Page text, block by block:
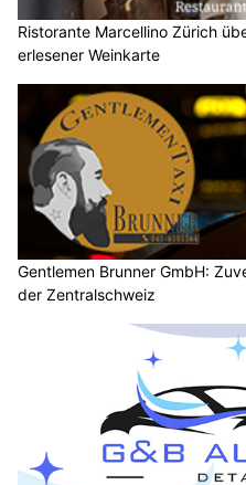
Ristorante Marcellino Zürich
erlesener Weinkarte
Gentlemen Brunner GmbH:
der Zentralschweiz